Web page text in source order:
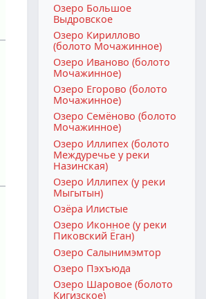
Озеро Большое
Выдровское
Озеро Кириллово
(болото Мочажинное)
Озеро Иваново (болото
Мочажинное)
Озеро Егорово (болото
Мочажинное)
Озеро Семёново (болото
Мочажинное)
Озеро Иллипех (болото
Междуречье у реки
Назинская)
Озеро Иллипех (у реки
Мыгытын)
Озёра Илистые
Озеро Иконное (у реки
Пиковский Ёган)
Озеро Салынимэмтор
Озеро Пэхъюда
Озеро Шаровое (болото
Кигизское)